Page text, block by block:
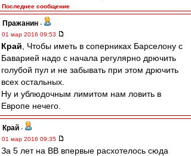
Последнее сообщение
Пражанин -
01 мар 2016 09:53
Край , Чтобы иметь в соперниках Барселону с
Баварией надо с начала регулярно дрючить
голубой пул и не забывать при этом дрючить
всех остальных.
Ну и ублюдочным лимитом нам ловить в
Европе нечего.
Край -
01 мар 2016 09:35
За 5 лет на ВВ впервые расхотелось сюда